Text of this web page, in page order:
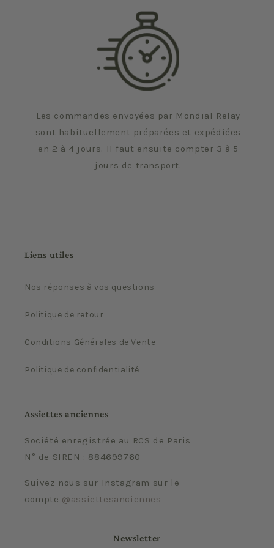
Les commandes envoyées par Mondial Relay
sont habituellement préparées et expédiées
en 2 à 4 jours. Il faut ensuite compter 3 à 5
jours de transport.
Liens utiles
Nos réponses à vos questions
Politique de retour
Conditions Générales de Vente
Politique de confidentialité
Assiettes anciennes
Société enregistrée au RCS de Paris
N° de SIREN : 884699760
Suivez-nous sur Instagram sur le
compte @assiettesanciennes
Newsletter